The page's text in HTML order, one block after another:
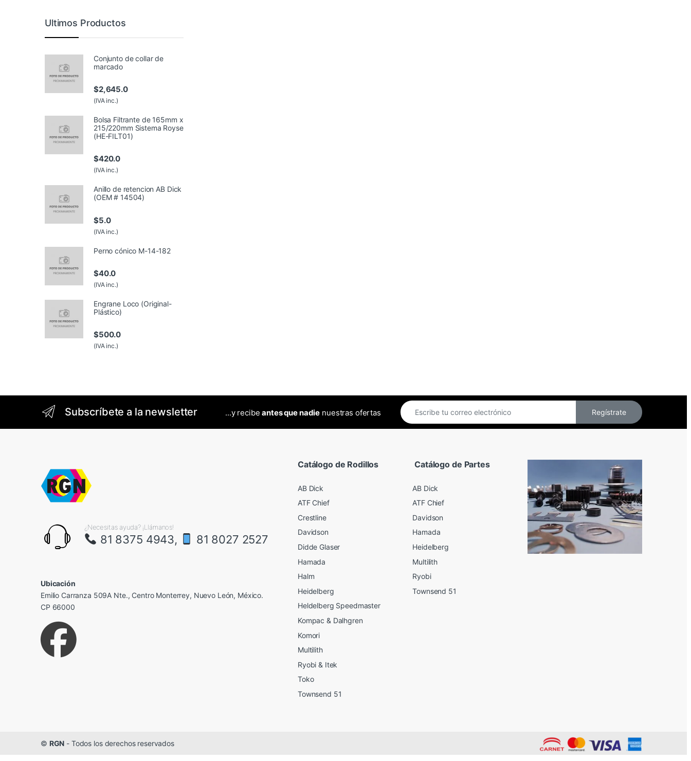
Ultimos Productos
Conjunto de collar de
marcado
$2,645.0
(IVA inc.)
Bolsa Filtrante de 165mm x
215/220mm Sistema Royse
(HE-FILT01)
$420.0
(IVA inc.)
Anillo de retencion AB Dick
(OEM # 14504)
$5.0
(IVA inc.)
Perno cónico M-14-182
$40.0
(IVA inc.)
Engrane Loco (Original-
Plástico)
$500.0
(IVA inc.)
Brands CarouselSubscríbete a la newsletter ...y recibeantes que nadie nuestras ofertas Regístrate
¿Necesitas ayuda? ¡Llámanos!
81 8375 4943, 81 8027 2527
Ubicación
Emilio Carranza 509A Nte., Centro Monterrey, Nuevo León, México.
CP 66000
Catálogo de Rodillos
AB Dick
ATF Chief
Crestline
Davidson
Didde Glaser
Hamada
Halm
Heidelberg
Heldelberg Speedmaster
Kompac & Dalhgren
Komori
Multilith
Ryobi & Itek
Toko
Townsend 51
Catálogo de Partes
AB Dick
ATF Chief
Davidson
Hamada
Heidelberg
Multilith
Ryobi
Townsend 51
© RGN - Todos los derechos reservados